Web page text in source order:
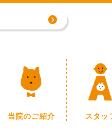
アレルギー・アトピー・皮膚科専門外来／川野浩志先生（完全予約制）
当院のご紹介 スタッ